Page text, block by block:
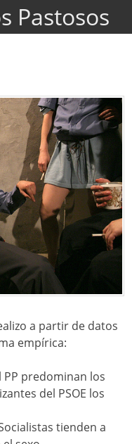
Pastosos
a partir de datos
empírica:
predominan los
del PSOE los
tienden a